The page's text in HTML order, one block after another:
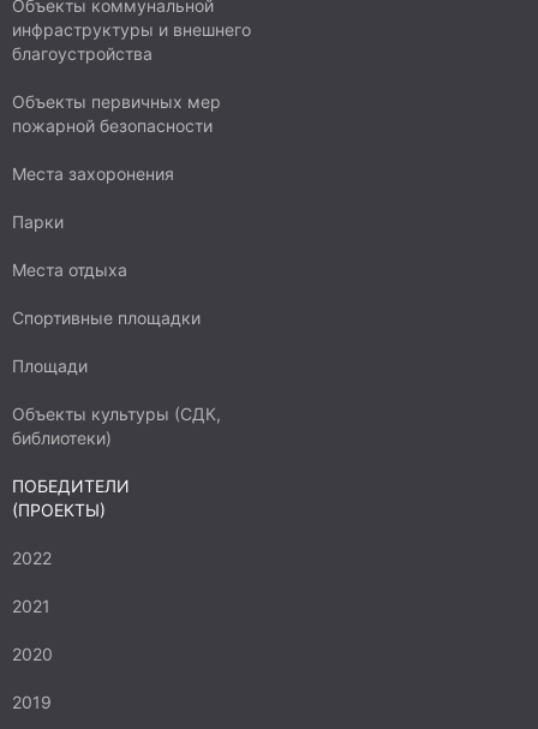
Объекты коммунальной
инфраструктуры и внешнего
благоустройства
Объекты первичных мер
пожарной безопасности
Места захоронения
Парки
Места отдыха
Спортивные площадки
Площади
Объекты культуры (СДК,
библиотеки)
ПОБЕДИТЕЛИ
(ПРОЕКТЫ)
2022
2021
2020
2019